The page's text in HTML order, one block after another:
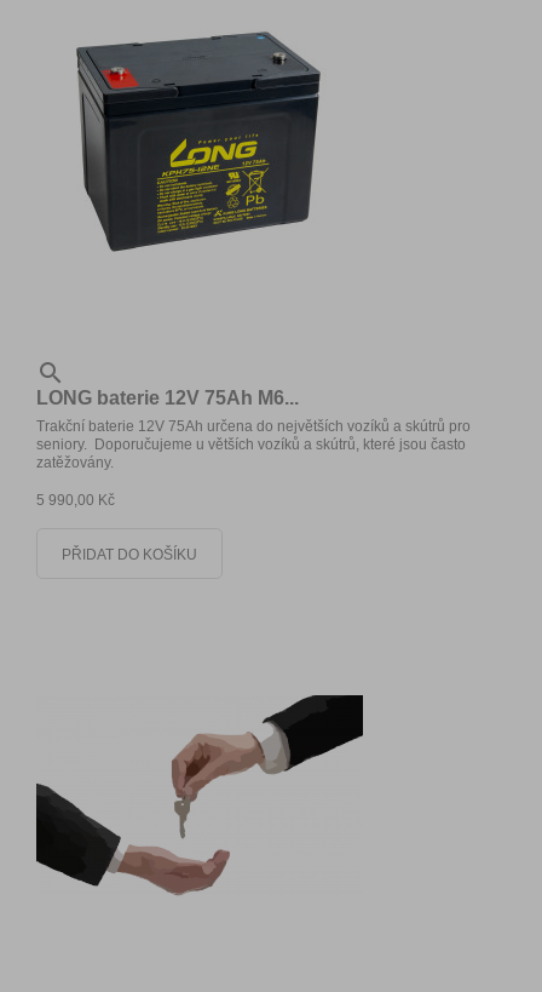

LONG baterie 12V 75Ah M6...
Trakční baterie 12V 75Ah určena do největších vozíků a skútrů pro
seniory. Doporučujeme u větších vozíků a skútrů, které jsou často
zatěžovány.
5 990,00 Kč
PŘIDAT DO KOŠÍKU